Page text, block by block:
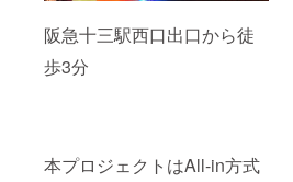
阪急十三駅西口出口から徒
歩3分
本プロジェクトはAll-in方式